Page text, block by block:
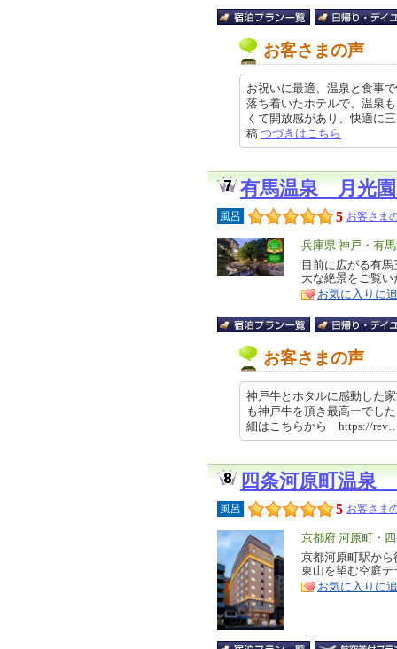
お客さまの声
お祝いに最適、温泉と食事
落ち着いたホテルで、温泉
くて開放感があり、快適に
稿 つづきはこちら
有馬温泉 月光
風呂 5 お客さま
エ
リ
ア
兵庫県 神戸・有
特
徴
目前に広がる有
大な絶景をご覧
お気に入りに
お客さまの声
神戸牛とホタルに感動した
も神戸牛を頂き最高ーでし
細はこちらから https://
四条河原町温泉
風呂 5 お客さま
エ
リ
ア
京都府 河原町・
特
徴
京都河原町駅か
東山を望む空庭
お気に入りに